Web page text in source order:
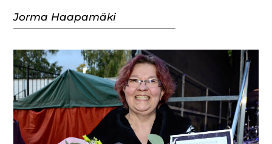
Jorma Haapamäki